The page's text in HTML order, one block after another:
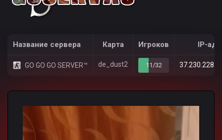
Название сервера Карта Игроков IP-
GO GO GO SERVER™ de_dust2 11/32